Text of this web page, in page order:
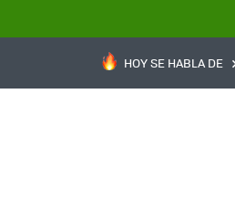
HOY SE HABLA DE